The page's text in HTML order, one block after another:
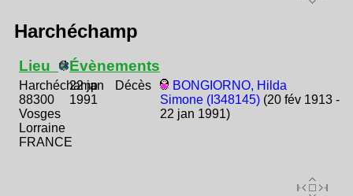
Harchéchamp
Lieu
Harchéchamp
88300
Vosges
Lorraine
FRANCE
Évènements
22 jan
1991
Décès
BONGIORNO, Hilda
Simone (I348145) (20 fév 1913 -
22 jan 1991)